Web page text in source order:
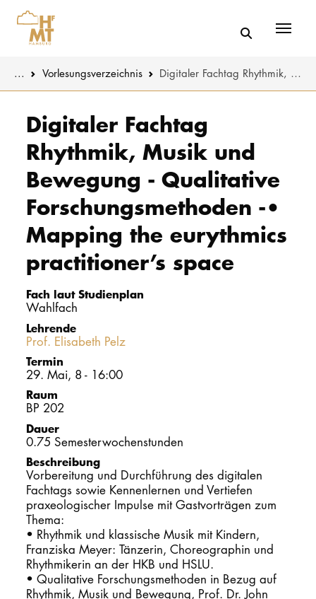
You are here:
... Vorlesungs­verzeichnis Digitaler Fachtag Rhythmik, Musik und Bewegung - Qualitative Forschungsmethoden -• Mapping the eurythmics practitioner’s space
Digitaler Fachtag
Rhythmik, Musik und
Bewegung - Qualitative
Forschungsmethoden -•
Mapping the eurythmics
practitioner’s space
Fach laut Studienplan
Wahlfach
Lehrende
Prof. Elisabeth Pelz
Termin
29. Mai, 8 - 16:00
Raum
BP 202
Dauer
0.75 Semesterwochenstunden
Beschreibung
Vorbereitung und Durchführung des digitalen
Fachtags sowie Kennenlernen und Vertiefen
praxeologischer Impulse mit Gastvorträgen zum
Thema:
• Rhythmik und klassische Musik mit Kindern,
Franziska Meyer: Tänzerin, Choreographin und
Rhythmikerin an der HKB und HSLU.
• Qualitative Forschungsmethoden in Bezug auf
Rhythmik, Musik und Bewegung, Prof. Dr. John
KULTUR-
Service